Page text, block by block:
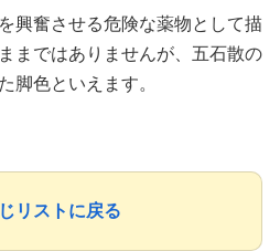
興奮させる危険な薬物として描
まではありませんが、五石散の
脚色といえます。
リストに戻る